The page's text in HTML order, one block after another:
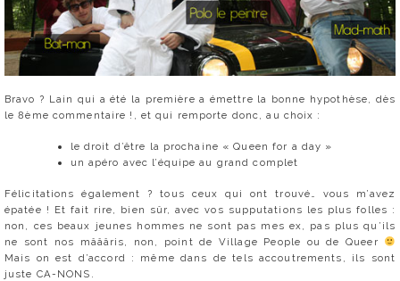
Bravo ? Lain qui a été la première a émettre la bonne hypothèse, dès
le 8ème commentaire !, et qui remporte donc, au choix :
le droit d’être la prochaine « Queen for a day »
un apéro avec l’équipe au grand complet
Félicitations également ? tous ceux qui ont trouvé… vous m’avez
épatée ! Et fait rire, bien sûr, avec vos supputations les plus folles :
non, ces beaux jeunes hommes ne sont pas mes ex, pas plus qu’ils
ne sont nos mâââris, non, point de Village People ou de Queer
Mais on est d’accord : même dans de tels accoutrements, ils sont
juste CA-NONS.